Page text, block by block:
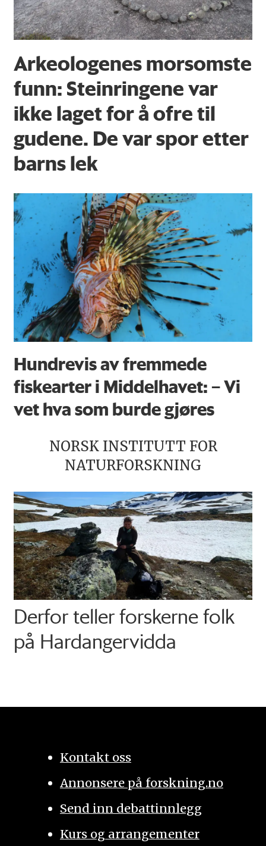
Arkeologenes morsomste
funn: Steinringene var
ikke laget for å ofre til
gudene. De var spor etter
barns lek
Hundrevis av fremmede
fiskearter i Middelhavet: – Vi
vet hva som burde gjøres
NORSK INSTITUTT FOR
NATURFORSKNING
Derfor teller forskerne folk
på Hardangervidda
Kontakt oss
Annonsere på forskning.no
Send inn debattinnlegg
Kurs og arrangementer